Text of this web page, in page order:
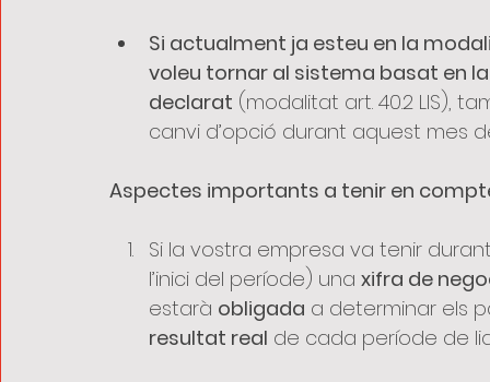
Si actualment ja esteu en la
voleu tornar al sistema basat en
declarat (modalitat art. 40.2 LIS),
canvi d’opció durant aquest mes
Aspectes importants a tenir en
Si la vostra empresa va tenir
l’inici del període) una xifra de
estarà obligada a determinar els
resultat real de cada període de